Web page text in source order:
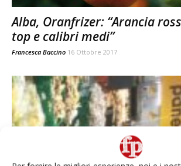
Alba, Oranfrizer: “Arancia
top e calibri medi”
Francesca Baccino 16 Ottobre 2017